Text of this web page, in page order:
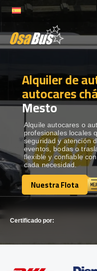
to
ALQUILER DE
DESTINOS
RECORRIDAS
FLOTA
Alquiler de
autocares
Mesto
Alquile autocares o
profesionales locales
seguridad y atención
eventos, bodas o
flexible y confiable
cada necesidad.
Nuestra Flota
Nuestra Flota
Certificado por: